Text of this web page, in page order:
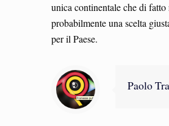
unica continentale che di
probabilmente una scelta
per il Paese.
Paolo